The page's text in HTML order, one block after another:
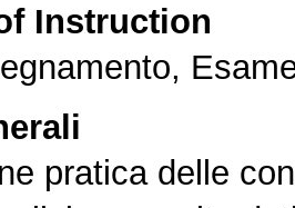
Instruction
pratica delle